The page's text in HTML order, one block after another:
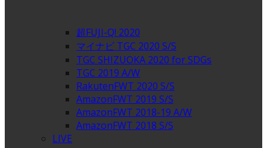
超FUJI-Q! 2020
マイナビ TGC 2020 S/S
TGC SHIZUOKA 2020 for SDGs
TGC 2019 A/W
RakutenFWT 2020 S/S
AmazonFWT 2019 S/S
AmazonFWT 2018-19 A/W
AmazonFWT 2018 S/S
LIVE